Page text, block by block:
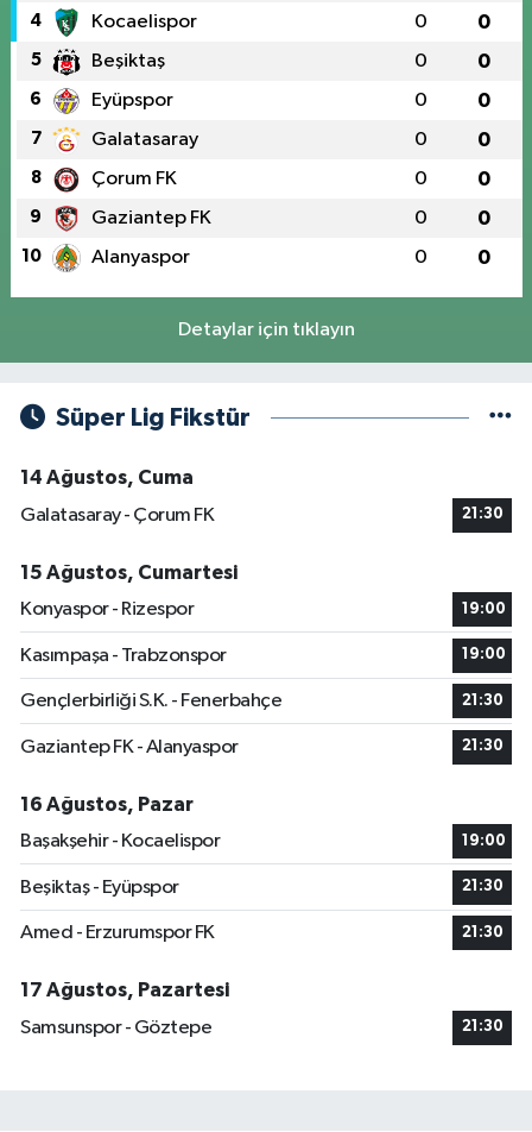
4 Kocaelispor 0 0
5 Beşiktaş 0 0
6 Eyüpspor 0 0
7 Galatasaray 0 0
8 Çorum FK 0 0
9 Gaziantep FK 0 0
10 Alanyaspor 0 0
Detaylar için tıklayın
Süper Lig Fikstür
14 Ağustos, Cuma
Galatasaray - Çorum FK
21:30
15 Ağustos, Cumartesi
Konyaspor - Rizespor
19:00
Kasımpaşa - Trabzonspor 19:00
Gençlerbirliği S.K. - Fenerbahçe 21:30
Gaziantep FK - Alanyaspor 21:30
16 Ağustos, Pazar
Başakşehir - Kocaelispor
19:00
Beşiktaş - Eyüpspor 21:30
Amed - Erzurumspor FK 21:30
17 Ağustos, Pazartesi
Samsunspor - Göztepe
21:30